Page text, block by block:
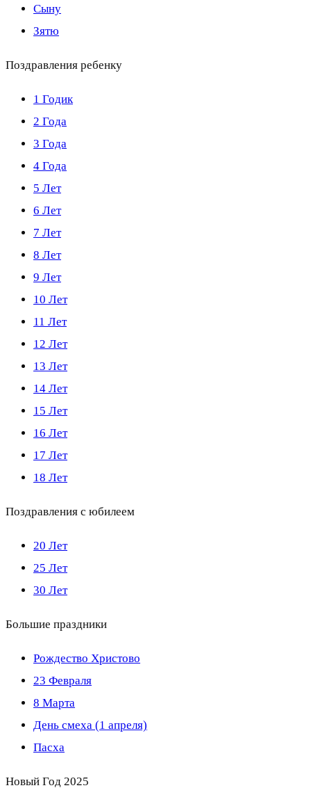
Сыну
Зятю
Поздравления ребенку
1 Годик
2 Года
3 Года
4 Года
5 Лет
6 Лет
7 Лет
8 Лет
9 Лет
10 Лет
11 Лет
12 Лет
13 Лет
14 Лет
15 Лет
16 Лет
17 Лет
18 Лет
Поздравления с юбилеем
20 Лет
25 Лет
30 Лет
Большие праздники
Рождество Христово
23 Февраля
8 Марта
День смеха (1 апреля)
Пасха
Новый Год 2025